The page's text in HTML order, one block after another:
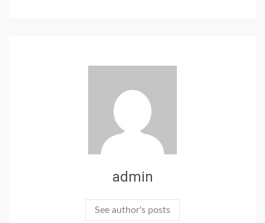
admin
See author's posts